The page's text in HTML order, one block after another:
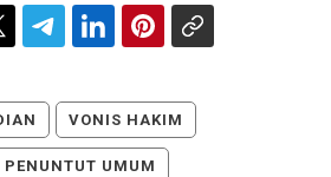
VONIS HAKIM
UMUM